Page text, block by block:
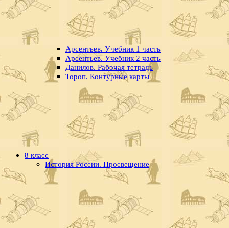
Арсентьев. Учебник 1 часть
Арсентьев. Учебник 2 часть
Данилов. Рабочая тетрадь
Тороп. Контурные карты
8 класс
История России. Просвещение